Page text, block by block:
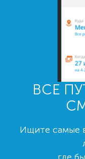
ВСЕ
Ищите самые